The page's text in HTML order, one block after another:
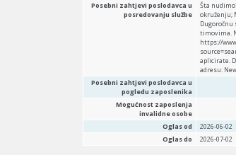
Posebni zahtjevi poslodavca u
posredovanju službe
Šta
okruženju;
timovima.
https://
aplicirate.
adresu:
Posebni zahtjevi poslodavca u
pogledu zaposlenika
Mogućnost zaposlenja
invalidne osobe
Oglas od
2026-06-02
Oglas do
2026-07-02